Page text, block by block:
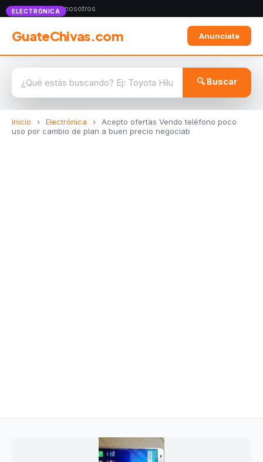
Anunciate con nosotros
GuateChivas.com Anunciate
🔍 Buscar
Inicio › Electrónica ›
Acepto ofertas Vendo teléfono poco
uso por cambio de plan a buen precio negociab
ELECTRÓNICA